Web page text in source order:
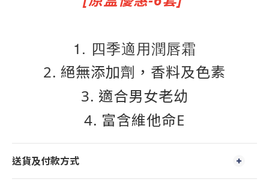
1. 四季適用潤唇霜
2. 絕無添加劑，香料及色素
3. 適合男女老幼
4. 富含維他命E
送貨及付款方式